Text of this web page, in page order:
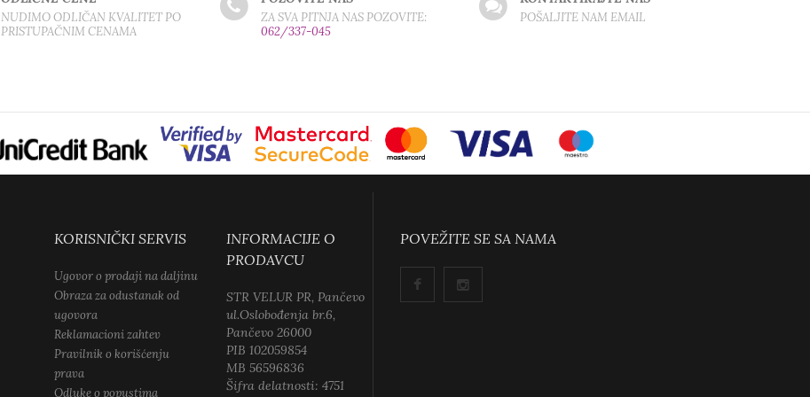
NUDIMO ODLIČAN KVALITET PO
PRISTUPAČNIM CENAMA
ZA SVA PITNJA NAS POZOVITE:
062/337-045
POŠALJITE NAM EMAIL
KORISNIČKI SERVIS
Ugovor o prodaji na daljinu
Obraza za odustanak od
ugovora
Reklamacioni zahtev
Pravilnik o korišćenju
prava
Odluke o popustima
INFORMACIJE O
PRODAVCU
STR VELUR PR, Pančevo
ul.Oslobođenja br.6,
Pančevo 26000
PIB 102059854
MB 56596836
Šifra delatnosti: 4751
POVEŽITE SE SA NAMA